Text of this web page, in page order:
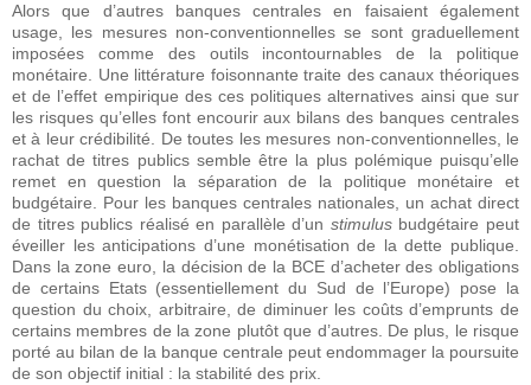
Alors que d’autres banques centrales en faisaient également
usage, les mesures non-conventionnelles se sont graduellement
imposées comme des outils incontournables de la politique
monétaire. Une littérature foisonnante traite des canaux théoriques
et de l’effet empirique des ces politiques alternatives ainsi que sur
les risques qu’elles font encourir aux bilans des banques centrales
et à leur crédibilité. De toutes les mesures non-conventionnelles, le
rachat de titres publics semble être la plus polémique puisqu’elle
remet en question la séparation de la politique monétaire et
budgétaire. Pour les banques centrales nationales, un achat direct
de titres publics réalisé en parallèle d’un stimulusbudgétaire peut
éveiller les anticipations d’une monétisation de la dette publique.
Dans la zone euro, la décision de la BCE d’acheter des obligations
de certains Etats (essentiellement du Sud de l’Europe) pose la
question du choix, arbitraire, de diminuer les coûts d’emprunts de
certains membres de la zone plutôt que d’autres. De plus, le risque
porté au bilan de la banque centrale peut endommager la poursuite
de son objectif initial : la stabilité des prix.